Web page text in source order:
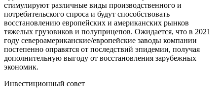
стимулируют различные виды производственного и
потребительского спроса и будут способствовать
восстановлению европейских и американских рынков
тяжелых грузовиков и полуприцепов. Ожидается, что в 2021
году североамериканские/европейские заводы компании
постепенно оправятся от последствий эпидемии, получая
дополнительную выгоду от восстановления зарубежных
экономик.
Инвестиционный совет